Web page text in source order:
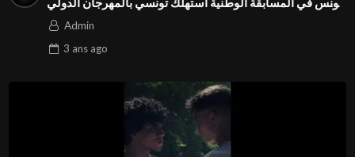
Season3 FIVS
Admin
3 ansago